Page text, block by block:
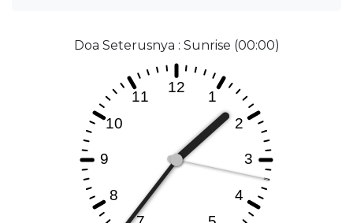
Doa Seterusnya : Sunrise (00:00)